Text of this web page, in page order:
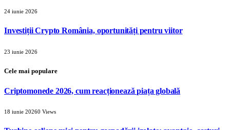
24 iunie 2026
Investiții Crypto România, oportunități pentru viitor
23 iunie 2026
Cele mai populare
Criptomonede 2026, cum reacționează piața globală
18 iunie 20260 Views